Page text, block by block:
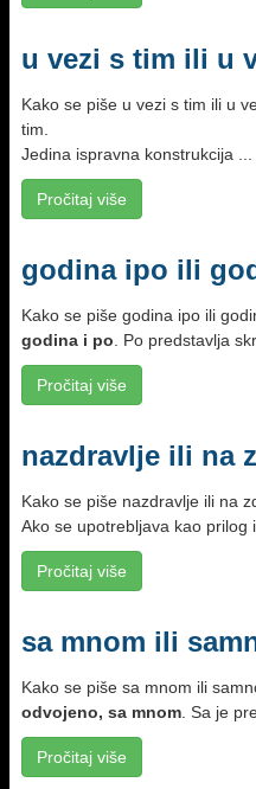
u vezi s tim ili u
Kako se piše u vezi s tim ili u
tim.
Jedina ispravna konstrukcija ...
Pročitaj više
godina ipo ili
Kako se piše godina ipo ili
godina i po . Po predstavlja
Pročitaj više
nazdravlje ili na
Kako se piše nazdravlje ili na
Ako se upotrebljava kao prilog
Pročitaj više
sa mnom ili
Kako se piše sa mnom ili
odvojeno, sa mnom . Sa je
Pročitaj više